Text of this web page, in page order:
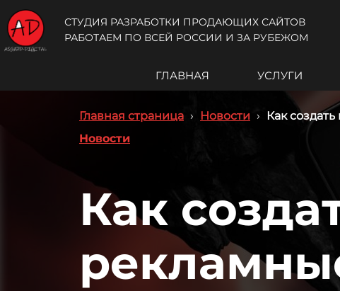
СТУДИЯ РАЗРАБОТКИ ПРОДАЮЩИХ САЙТОВ
РАБОТАЕМ ПО ВСЕЙ РОССИИ И ЗА РУБЕЖОМ
ГЛАВНАЯ УСЛУГИ
Главная страница › Новости › Как
Новости
Как